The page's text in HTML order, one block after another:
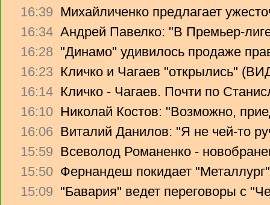
16:39 Михайличенко предлагает
16:34 Андрей Павелко: "В Премьер-
16:28 "Динамо" удивилось продаже
16:23 Кличко и Чагаев "открылись"
16:14 Кличко - Чагаев. Почти по
16:10 Николай Костов: "Возможно,
16:06 Виталий Данилов: "Я не чей-то
15:59 Всеволод Романенко -
15:50 Фернандеш покидает "Металлург"
15:09 "Бавария" ведет переговоры с